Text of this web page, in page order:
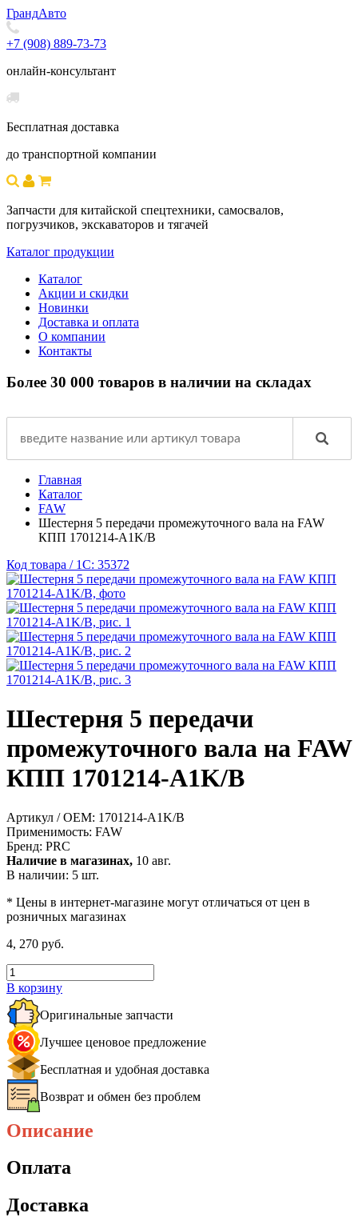
ГрандАвто
+7 (908) 889-73-73
онлайн-консультант
Бесплатная доставка
до транспортной компании
Запчасти для китайской спецтехники, самосвалов,
погрузчиков, экскаваторов и тягачей
Каталог продукции
Каталог
Акции и скидки
Новинки
Доставка и оплата
О компании
Контакты
Более 30 000 товаров в наличии на складах
Главная
Каталог
FAW
Шестерня 5 передачи промежуточного вала на FAW
КПП 1701214-A1K/B
Код товара / 1C: 35372
Шестерня 5 передачи
промежуточного вала на FAW
КПП 1701214-A1K/B
Артикул / OEM: 1701214-A1K/B
Применимость: FAW
Бренд: PRC
Наличие в магазинах, 10 авг.
В наличии: 5 шт.
* Цены в интернет-магазине могут отличаться от цен в
розничных магазинах
4, 270 руб.
В корзину
Оригинальные запчасти
Лучшее ценовое предложение
Бесплатная и удобная доставка
Возврат и обмен без проблем
Описание
Оплата
Доставка